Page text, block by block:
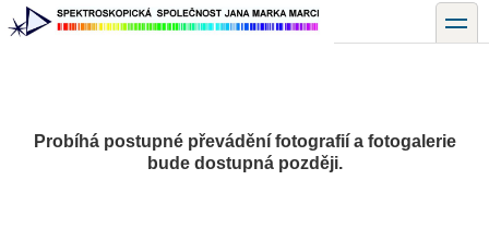
Přejít
k
toggle
Probíhá postupné převádění fotografií a fotogalerie
bude dostupná později.